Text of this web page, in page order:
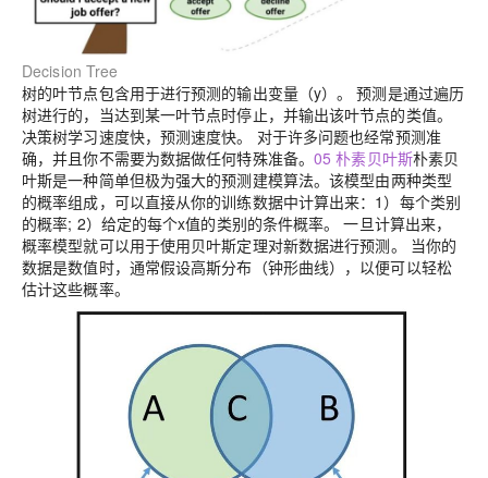
Decision Tree
树的叶节点包含用于进行预测的输出变量（y）。 预测是通过遍历
树进行的，当达到某一叶节点时停止，并输出该叶节点的类值。
决策树学习速度快，预测速度快。 对于许多问题也经常预测准
确，并且你不需要为数据做任何特殊准备。 05 朴素贝叶斯朴素贝
叶斯是一种简单但极为强大的预测建模算法。该模型由两种类型
的概率组成，可以直接从你的训练数据中计算出来：1）每个类别
的概率; 2）给定的每个x值的类别的条件概率。 一旦计算出来，
概率模型就可以用于使用贝叶斯定理对新数据进行预测。 当你的
数据是数值时，通常假设高斯分布（钟形曲线），以便可以轻松
估计这些概率。